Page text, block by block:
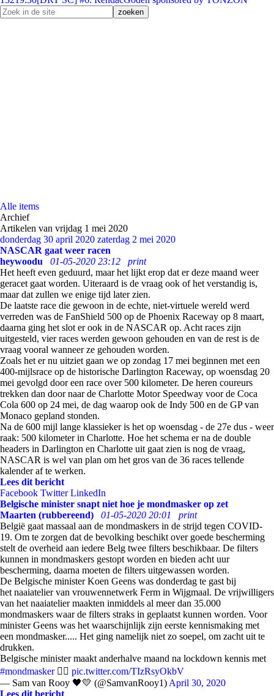
Alle items
Archief
Artikelen van vrijdag 1 mei 2020
donderdag 30 april 2020 zaterdag 2 mei 2020
NASCAR gaat weer racen
heywoodu
01-05-2020 23:12
print
Het heeft even geduurd, maar het lijkt erop dat er deze maand weer
geracet gaat worden. Uiteraard is de vraag ook of het verstandig is,
maar dat zullen we enige tijd later zien.
De laatste race die gewoon in de echte, niet-virtuele wereld werd
verreden was de FanShield 500 op de Phoenix Raceway op 8 maart,
daarna ging het slot er ook in de NASCAR op. Acht races zijn
uitgesteld, vier races werden gewoon gehouden en van de rest is de
vraag vooral wanneer ze gehouden worden.
Zoals het er nu uitziet gaan we op zondag 17 mei beginnen met een
400-mijlsrace op de historische Darlington Raceway, op woensdag 20
mei gevolgd door een race over 500 kilometer. De heren coureurs
trekken dan door naar de Charlotte Motor Speedway voor de Coca
Cola 600 op 24 mei, de dag waarop ook de Indy 500 en de GP van
Monaco gepland stonden.
Na de 600 mijl lange klassieker is het op woensdag - de 27e dus - weer
raak: 500 kilometer in Charlotte. Hoe het schema er na de double
headers in Darlington en Charlotte uit gaat zien is nog de vraag,
NASCAR is wel van plan om het gros van de 36 races tellende
kalender af te werken.
Lees dit bericht
Facebook Twitter LinkedIn
Belgische minister snapt niet hoe je mondmasker op zet
Maarten (rubbereend)
01-05-2020 20:01
print
België gaat massaal aan de mondmaskers in de strijd tegen COVID-
19. Om te zorgen dat de bevolking beschikt over goede bescherming
stelt de overheid aan iedere Belg twee filters beschikbaar. De filters
kunnen in mondmaskers gestopt worden en bieden acht uur
bescherming, daarna moeten de filters uitgewassen worden.
De Belgische minister Koen Geens was donderdag te gast bij
het naaiatelier van vrouwennetwerk Ferm in Wijgmaal. De vrijwilligers
van het naaiatelier maakten inmiddels al meer dan 35.000
mondmaskers waar de filters straks in geplaatst kunnen worden. Voor
minister Geens was het waarschijnlijk zijn eerste kennismaking met
een mondmasker..... Het ging namelijk niet zo soepel, om zacht uit te
drukken.
Belgische minister maakt anderhalve maand na lockdown kennis met
#mondmasker👇🏻 pic.twitter.com/TIzRsyOkbV
— Sam van Rooy 🖤💛 (@SamvanRooy1) April 30, 2020
Lees dit bericht